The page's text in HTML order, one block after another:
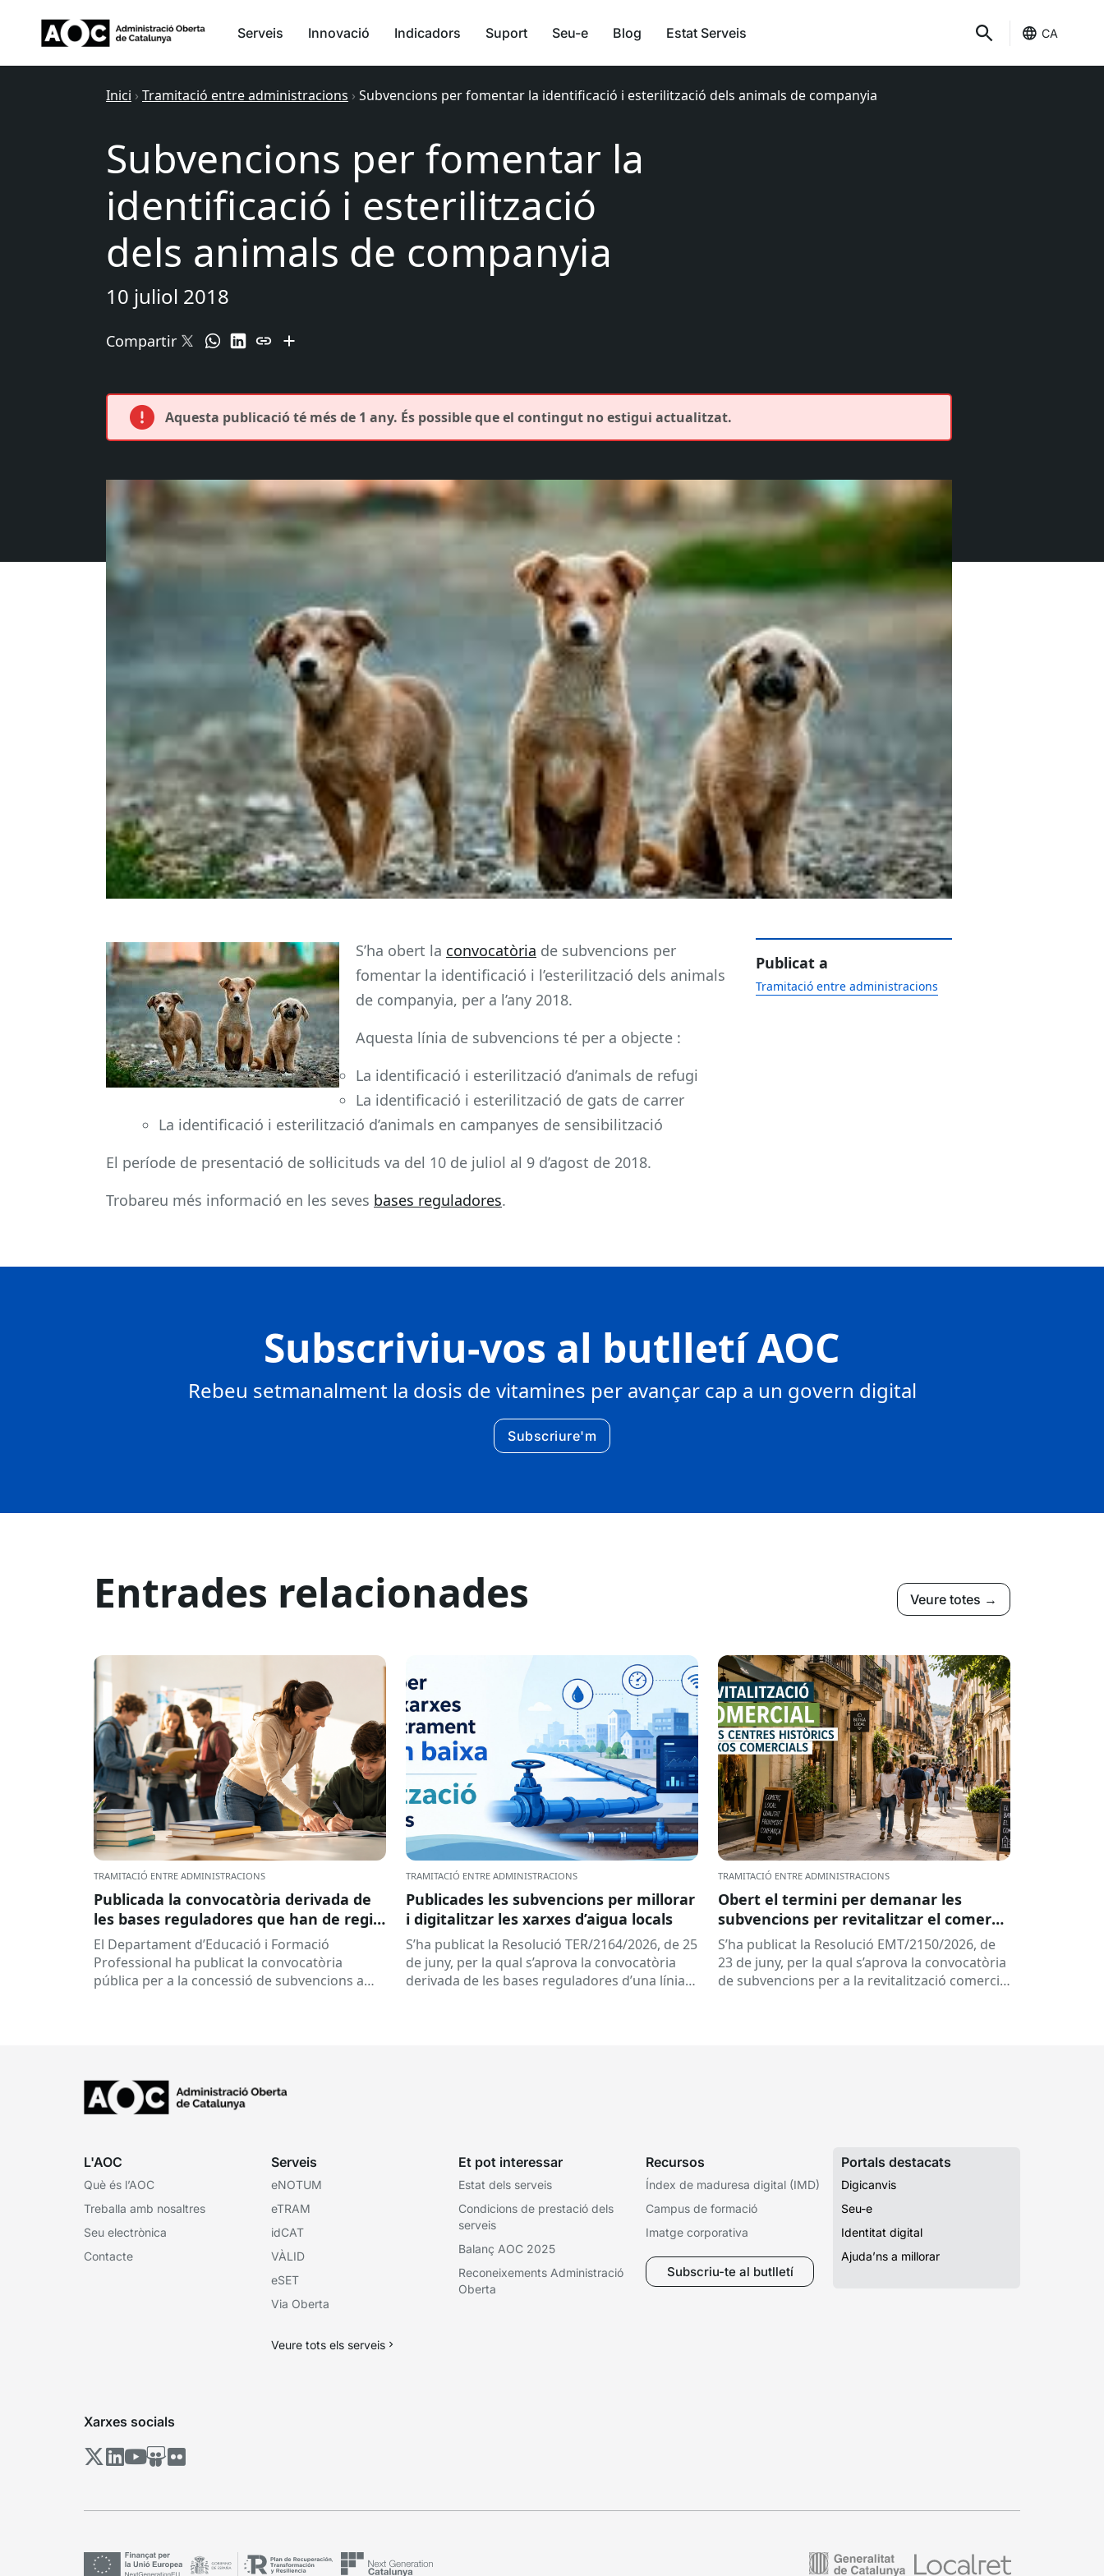
Serveis Innovació Indicadors Suport Seu-e Blog Estat Serveis CA
Inici › Tramitació entre administracions › Subvencions per fomentar la identificació i esterilització dels animals de companyia
Subvencions per fomentar la
identificació i esterilització
dels animals de companyia
10 juliol 2018
Compartir
Aquesta publicació té més de 1 any. És possible que el contingut no estigui actualitzat.
S’ha obert la convocatòria de subvencions per
fomentar la identificació i l’esterilització dels animals
de companyia, per a l’any 2018.
Aquesta línia de subvencions té per a objecte :
La identificació i esterilització d’animals de refugi
La identificació i esterilització de gats de carrer
La identificació i esterilització d’animals en campanyes de sensibilització
El període de presentació de sol·licituds va del 10 de juliol al 9 d’agost de 2018.
Trobareu més informació en les seves bases reguladores.
Publicat a
Tramitació entre administracions
Subscriviu-vos al butlletí AOC
Rebeu setmanalment la dosis de vitamines per avançar cap a un govern digital
Subscriure'm
Entrades relacionades Veure totes →
TRAMITACIÓ ENTRE ADMINISTRACIONS
Publicada la convocatòria derivada de
les bases reguladores que han de regir
la concessió de subvencions a centres
educatius, per al desenvolupament de
programes de formació i inserció,
El Departament d’Educació i Formació
Professional ha publicat la convocatòria
pública per a la concessió de subvencions a
TRAMITACIÓ ENTRE ADMINISTRACIONS
Publicades les subvencions per millorar
i digitalitzar les xarxes d’aigua locals
S’ha publicat la Resolució TER/2164/2026, de 25
de juny, per la qual s’aprova la convocatòria
derivada de les bases reguladores d’una línia
TRAMITACIÓ ENTRE ADMINISTRACIONS
Obert el termini per demanar les
subvencions per revitalitzar el comerç
dels centres històrics i eixos comercials
de Catalunya
S’ha publicat la Resolució EMT/2150/2026, de
23 de juny, per la qual s’aprova la convocatòria
de subvencions per a la revitalització comercial
L'AOC
Què és l’AOC
Treballa amb nosaltres
Seu electrònica
Contacte
Serveis
eNOTUM
eTRAM
idCAT
VÀLID
eSET
Via Oberta
Veure tots els serveis
Et pot interessar
Estat dels serveis
Condicions de prestació dels
serveis
Balanç AOC 2025
Reconeixements Administració
Oberta
Recursos
Índex de maduresa digital (IMD)
Campus de formació
Imatge corporativa
Subscriu-te al butlletí
Portals destacats
Digicanvis
Seu-e
Identitat digital
Ajuda’ns a millorar
Xarxes socials